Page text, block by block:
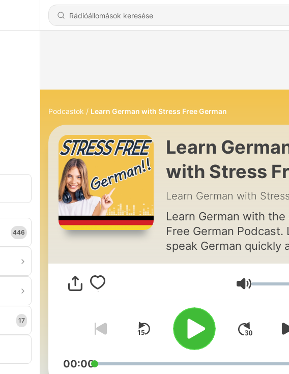
446
17
Podcastok Learn German with Stress Free German
Learn
with Stress
German -
Hallgatás
Learn German with the
Free German Podcast.
speak German quickly
easily with modern
learning techniques
Contextual Learning
Pattern Recognition for
grammar.
Hangerő
00:00